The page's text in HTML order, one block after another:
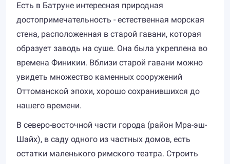
Есть в Батруне интересная природная
достопримечательность - естественная морская
стена, расположенная в старой гавани, которая
образует заводь на суше. Она была укреплена во
времена Финикии. Вблизи старой гавани можно
увидеть множество каменных сооружений
Оттоманской эпохи, хорошо сохранившихся до
нашего времени.
В северо-восточной части города (район Мра-эш-
Шайх), в саду одного из частных домов, есть
остатки маленького римского театра. Строить